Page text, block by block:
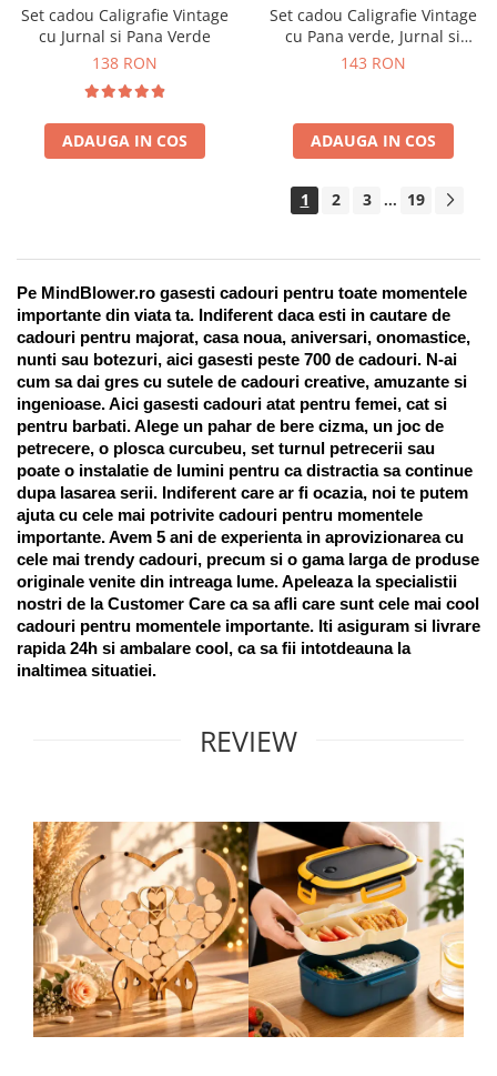
Set cadou Caligrafie Vintage
cu Jurnal si Pana Verde
138 RON
ADAUGA IN COS
Set cadou Caligrafie Vintage
cu Pana verde, Jurnal si
Suport pentru stilou, 9 piese
143 RON
ADAUGA IN COS
1 2 3 ... 19
Pe MindBlower.ro gasesti cadouri pentru toate momentele
importante din viata ta. Indiferent daca esti in cautare de
cadouri pentru majorat, casa noua, aniversari, onomastice,
nunti sau botezuri, aici gasesti peste 700 de cadouri. N-ai
cum sa dai gres cu sutele de cadouri creative, amuzante si
ingenioase. Aici gasesti cadouri atat pentru femei, cat si
pentru barbati. Alege un pahar de bere cizma, un joc de
petrecere, o plosca curcubeu, set turnul petrecerii sau
poate o instalatie de lumini pentru ca distractia sa continue
dupa lasarea serii. Indiferent care ar fi ocazia, noi te putem
ajuta cu cele mai potrivite cadouri pentru momentele
importante. Avem 5 ani de experienta in aprovizionarea cu
cele mai trendy cadouri, precum si o gama larga de produse
originale venite din intreaga lume. Apeleaza la specialistii
nostri de la Customer Care ca sa afli care sunt cele mai cool
cadouri pentru momentele importante. Iti asiguram si livrare
rapida 24h si ambalare cool, ca sa fii intotdeauna la
inaltimea situatiei.
REVIEW